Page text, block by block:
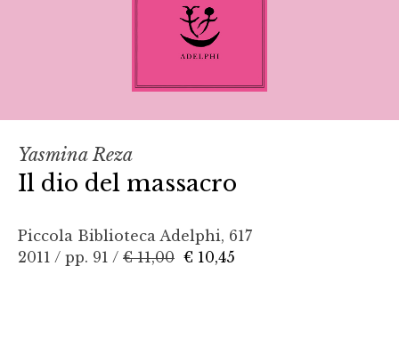
Yasmina Reza
Il dio del massacro
Piccola Biblioteca Adelphi, 617
2011 / pp. 91 / € 11,00 € 10,45